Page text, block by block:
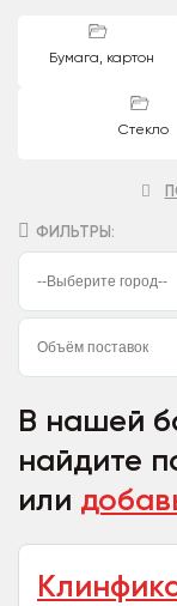
Бумага, картон
Стекло
ФИЛЬТРЫ:
В нашей
найдите
или